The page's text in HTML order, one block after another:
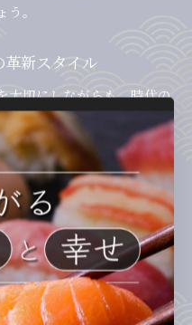
。
新スタイル
大切にしながらも、時代の
ルを生み出しています。例
ニークな盛り付けは、見た
されています。
、お客様のニーズや食の多
ヘルシー志向の方には野菜
れには子ども向けのメニュ
感じられます。特に、地元
り種寿司は、話題性も高い